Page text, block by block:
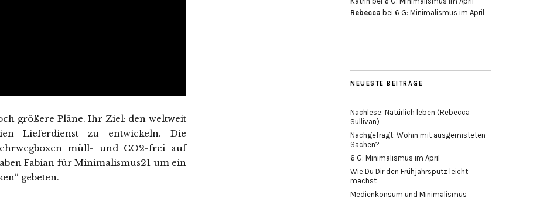
größere Pläne. Ihr Ziel: den weltweit
Lieferdienst zu entwickeln. Die
müll- und CO2-frei auf
Fabian für Minimalismus21 um ein
gebeten.
Rebecca bei 6 G: Minimalismus im April
NEUESTE BEITRÄGE
Nachlese: Natürlich leben (Rebecca
Sullivan)
Nachgefragt: Wohin mit ausgemisteten
Sachen?
6 G: Minimalismus im April
Wie Du Dir den Frühjahrsputz leicht
machst
Medienkonsum und Minimalismus